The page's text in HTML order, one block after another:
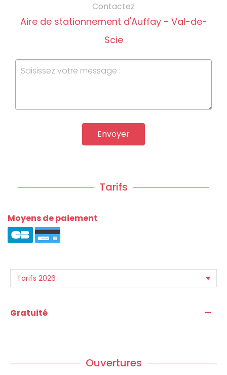
Contactez
Aire de stationnement d'Auffay - Val-de-
Scie
Envoyer
Tarifs
Moyens de paiement
Gratuité —
Ouvertures